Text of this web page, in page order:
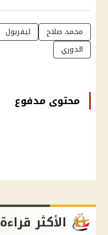
محمد صلاح ليفربول
الدوري
محتوى مدفوع
الأكثر قراءة